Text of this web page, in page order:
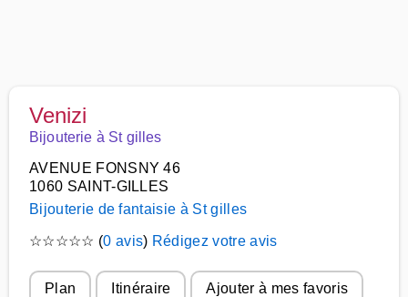
Venizi
Bijouterie à St gilles
AVENUE FONSNY 46
1060 SAINT-GILLES
Bijouterie de fantaisie à St gilles
☆☆☆☆☆ (0 avis) Rédigez votre avis
Plan Itinéraire Ajouter à mes favoris